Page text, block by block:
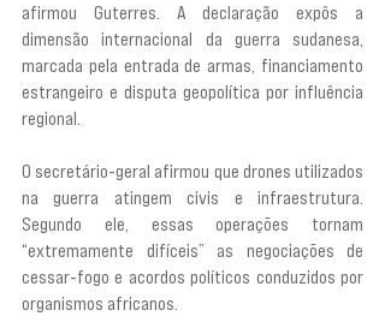
afirmou Guterres. A declaração expôs a
dimensão internacional da guerra sudanesa,
marcada pela entrada de armas, financiamento
estrangeiro e disputa geopolítica por influência
regional.
O secretário-geral afirmou que drones utilizados
na guerra atingem civis e infraestrutura.
Segundo ele, essas operações tornam
“extremamente difíceis” as negociações de
cessar-fogo e acordos políticos conduzidos por
organismos africanos.